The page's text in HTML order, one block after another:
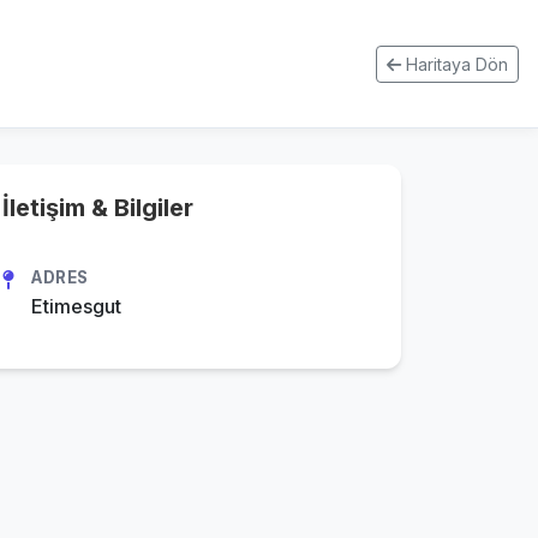
Haritaya Dön
İletişim & Bilgiler
ADRES
Etimesgut